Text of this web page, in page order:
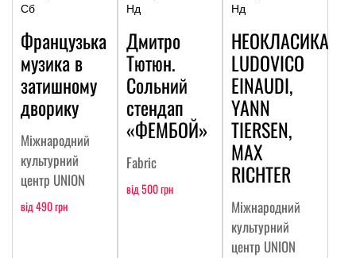
Сб
Французька
музика в
затишному
дворику
Міжнародний
культурний
центр UNION
від 490 грн
Нд
Дмитро
Тютюн.
Сольний
стендап
«ФЕМБОЙ»
Fabric
від 500 грн
Нд
НЕОКЛАСИКА:
LUDOVICO
EINAUDI,
YANN
TIERSEN,
MAX
RICHTER
Міжнародний
культурний
центр UNION